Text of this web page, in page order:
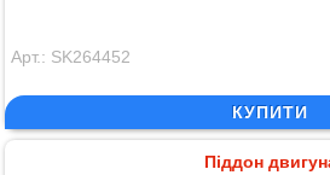
Арт.: SK264452
КУПИТИ
Піддон